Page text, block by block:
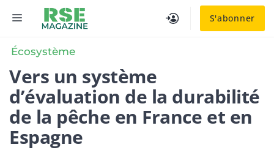
S'abonner
MENU
Écosystème
Vers un système
d’évaluation de la durabilité
de la pêche en France et en
Espagne